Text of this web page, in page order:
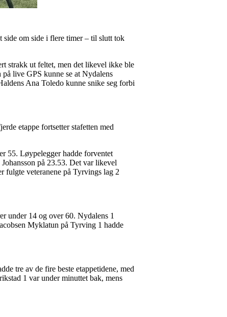
side om side i flere timer – til slutt tok
strakk ut feltet, men det likevel ikke ble
på live GPS kunne se at Nydalens
Ana Toledo kunne snike seg forbi
etappe fortsetter stafetten med
55. Løypelegger hadde forventet
på 23.53. Det var likevel
fulgte veteranene på Tyrvings lag 2
under 14 og over 60. Nydalens 1
Myklatun på Tyrving 1 hadde
tre av de fire beste etappetidene, med
1 var under minuttet bak, mens